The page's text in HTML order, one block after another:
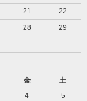
21
22
28
29
金
土
4
5